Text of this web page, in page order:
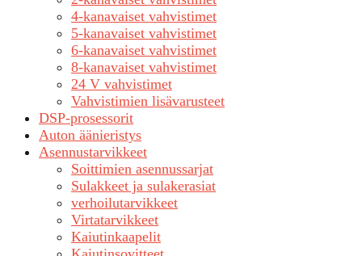
4-kanavaiset vahvistimet
5-kanavaiset vahvistimet
6-kanavaiset vahvistimet
8-kanavaiset vahvistimet
24 V vahvistimet
Vahvistimien lisävarusteet
DSP-prosessorit
Auton äänieristys
Asennustarvikkeet
Soittimien asennussarjat
Sulakkeet ja sulakerasiat
verhoilutarvikkeet
Virtatarvikkeet
Kaiutinkaapelit